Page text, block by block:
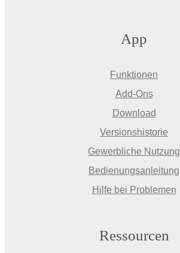
App
Funktionen
Add-Ons
Download
Versionshistorie
Gewerbliche Nutzung
Bedienungsanleitung
Hilfe bei Problemen
Ressourcen